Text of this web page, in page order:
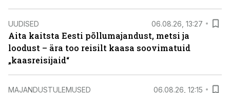
UUDISED 06.08.26, 13:27
Aita kaitsta Eesti põllumajandust, metsi ja
loodust – ära too reisilt kaasa soovimatuid
„kaasreisijaid“
MAJANDUSTULEMUSED 06.08.26, 12:15